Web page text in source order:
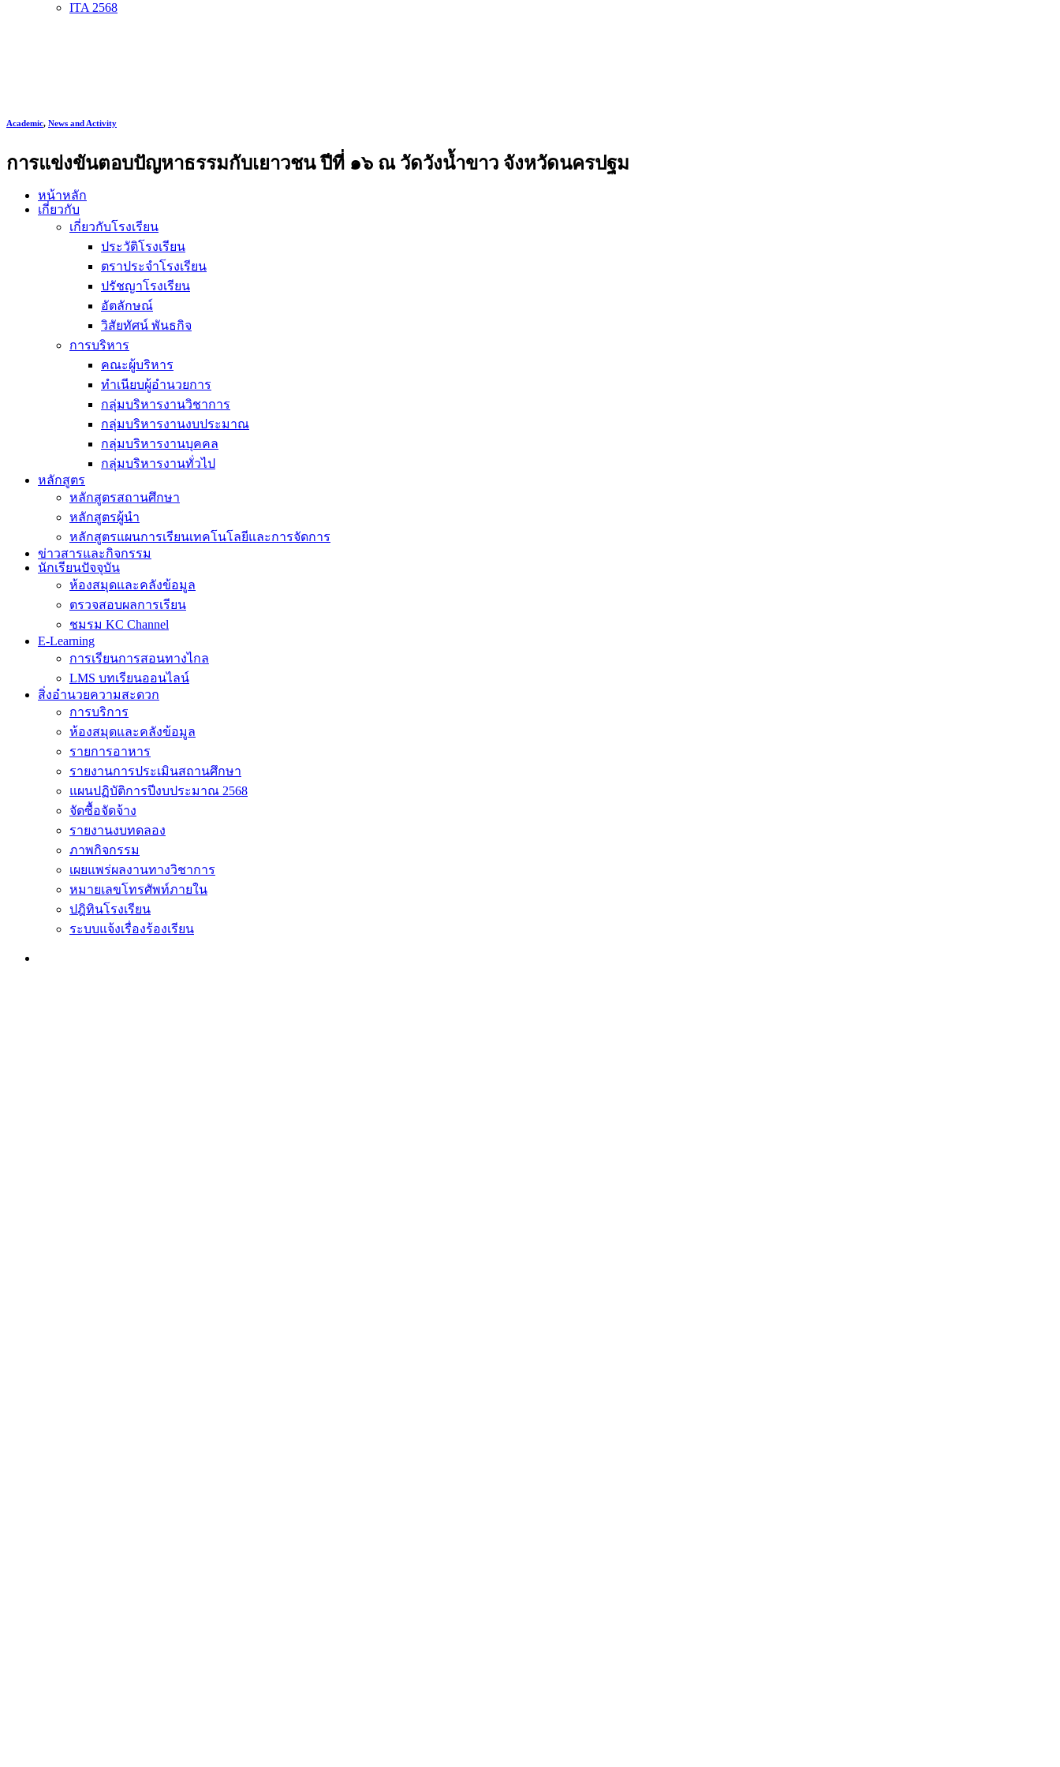
ITA 2568
หน้าหลัก
เกี่ยวกับ
เกี่ยวกับโรงเรียน
ประวัติโรงเรียน
ตราประจำโรงเรียน
ปรัชญาโรงเรียน
อัตลักษณ์
วิสัยทัศน์ พันธกิจ
การบริหาร
คณะผู้บริหาร
ทำเนียบผู้อำนวยการ
กลุ่มบริหารงานวิชาการ
กลุ่มบริหารงานงบประมาณ
กลุ่มบริหารงานบุคคล
กลุ่มบริหารงานทั่วไป
หลักสูตร
หลักสูตรสถานศึกษา
หลักสูตรผู้นำ
หลักสูตรแผนการเรียนเทคโนโลยีและการจัดการ
ข่าวสารและกิจกรรม
นักเรียนปัจจุบัน
ห้องสมุดและคลังข้อมูล
ตรวจสอบผลการเรียน
ชมรม KC Channel
E-Learning
การเรียนการสอนทางไกล
LMS บทเรียนออนไลน์
สิ่งอำนวยความสะดวก
การบริการ
ห้องสมุดและคลังข้อมูล
รายการอาหาร
รายงานการประเมินสถานศึกษา
แผนปฏิบัติการปีงบประมาณ 2568
จัดซื้อจัดจ้าง
รายงานงบทดลอง
ภาพกิจกรรม
เผยแพร่ผลงานทางวิชาการ
หมายเลขโทรศัพท์ภายใน
ปฎิทินโรงเรียน
ระบบแจ้งเรื่องร้องเรียน
Academic, News and Activity
การแข่งขันตอบปัญหาธรรมกับเยาวชน ปีที่ ๑๖ ณ วัดวังน้ำขาว จังหวัดนครปฐม